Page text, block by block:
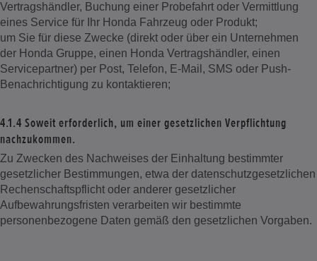
Vertragshändler, Buchung einer Probefahrt oder Vermittlung
eines Service für Ihr Honda Fahrzeug oder Produkt;
um Sie für diese Zwecke (direkt oder über ein Unternehmen
der Honda Gruppe, einen Honda Vertragshändler, einen
Servicepartner) per Post, Telefon, E-Mail, SMS oder Push-
Benachrichtigung zu kontaktieren;
4.1.4 Soweit erforderlich, um einer gesetzlichen Verpflichtung
nachzukommen.
Zu Zwecken des Nachweises der Einhaltung bestimmter
gesetzlicher Bestimmungen, etwa der datenschutzgesetzlichen
Rechenschaftspflicht oder anderer gesetzlicher
Aufbewahrungsfristen verarbeiten wir bestimmte
personenbezogene Daten gemäß den gesetzlichen Vorgaben.